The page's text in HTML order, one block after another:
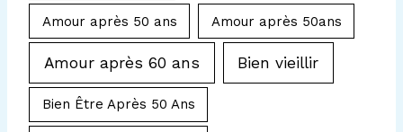
Amour après 50 ans Amour après 50ans
Amour après 60 ans Bien vieillir
Bien Être Après 50 Ans